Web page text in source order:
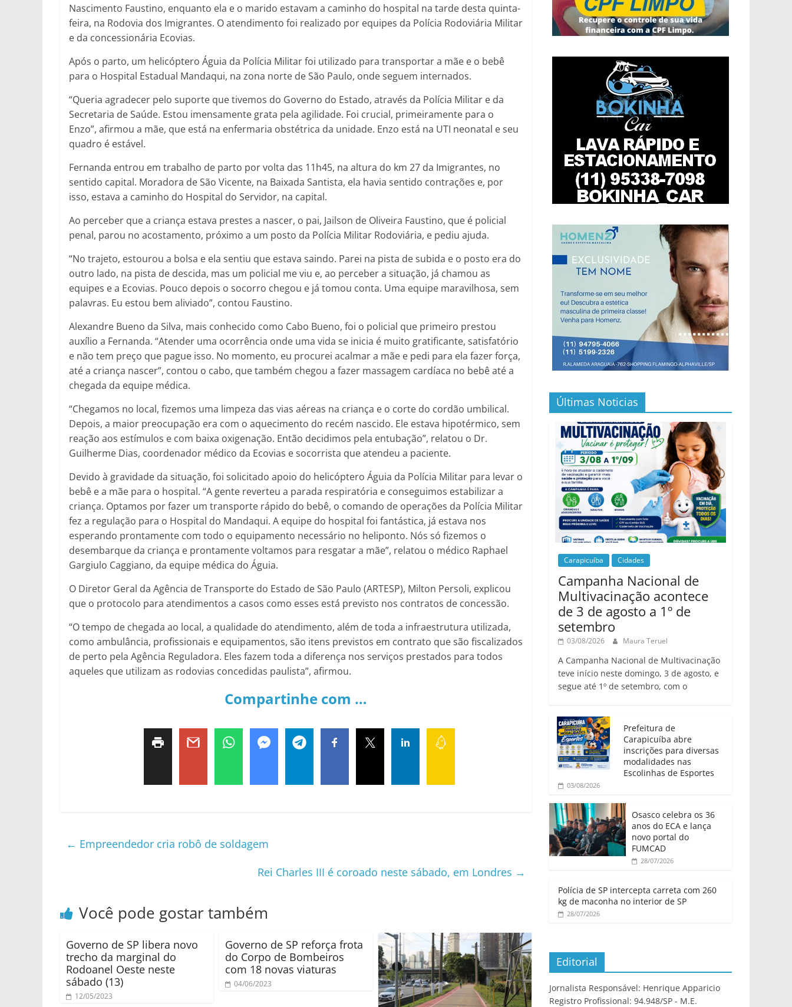
Nascimento Faustino, enquanto ela e o marido estavam a caminho do hospital na tarde desta quinta-
feira, na Rodovia dos Imigrantes. O atendimento foi realizado por equipes da Polícia Rodoviária Militar
e da concessionária Ecovias.
Após o parto, um helicóptero Águia da Polícia Militar foi utilizado para transportar a mãe e o bebê
para o Hospital Estadual Mandaqui, na zona norte de São Paulo, onde seguem internados.
“Queria agradecer pelo suporte que tivemos do Governo do Estado, através da Polícia Militar e da
Secretaria de Saúde. Estou imensamente grata pela agilidade. Foi crucial, primeiramente para o
Enzo”, afirmou a mãe, que está na enfermaria obstétrica da unidade. Enzo está na UTI neonatal e seu
quadro é estável.
Fernanda entrou em trabalho de parto por volta das 11h45, na altura do km 27 da Imigrantes, no
sentido capital. Moradora de São Vicente, na Baixada Santista, ela havia sentido contrações e, por
isso, estava a caminho do Hospital do Servidor, na capital.
Ao perceber que a criança estava prestes a nascer, o pai, Jailson de Oliveira Faustino, que é policial
penal, parou no acostamento, próximo a um posto da Polícia Militar Rodoviária, e pediu ajuda.
“No trajeto, estourou a bolsa e ela sentiu que estava saindo. Parei na pista de subida e o posto era do
outro lado, na pista de descida, mas um policial me viu e, ao perceber a situação, já chamou as
equipes e a Ecovias. Pouco depois o socorro chegou e já tomou conta. Uma equipe maravilhosa, sem
palavras. Eu estou bem aliviado”, contou Faustino.
Alexandre Bueno da Silva, mais conhecido como Cabo Bueno, foi o policial que primeiro prestou
auxílio a Fernanda. “Atender uma ocorrência onde uma vida se inicia é muito gratificante, satisfatório
e não tem preço que pague isso. No momento, eu procurei acalmar a mãe e pedi para ela fazer força,
até a criança nascer”, contou o cabo, que também chegou a fazer massagem cardíaca no bebê até a
chegada da equipe médica.
“Chegamos no local, fizemos uma limpeza das vias aéreas na criança e o corte do cordão umbilical.
Depois, a maior preocupação era com o aquecimento do recém nascido. Ele estava hipotérmico, sem
reação aos estímulos e com baixa oxigenação. Então decidimos pela entubação”, relatou o Dr.
Guilherme Dias, coordenador médico da Ecovias e socorrista que atendeu a paciente.
Devido à gravidade da situação, foi solicitado apoio do helicóptero Águia da Polícia Militar para levar o
bebê e a mãe para o hospital. “A gente reverteu a parada respiratória e conseguimos estabilizar a
criança. Optamos por fazer um transporte rápido do bebê, o comando de operações da Polícia Militar
fez a regulação para o Hospital do Mandaqui. A equipe do hospital foi fantástica, já estava nos
esperando prontamente com todo o equipamento necessário no heliponto. Nós só fizemos o
desembarque da criança e prontamente voltamos para resgatar a mãe”, relatou o médico Raphael
Gargiulo Caggiano, da equipe médica do Águia.
O Diretor Geral da Agência de Transporte do Estado de São Paulo (ARTESP), Milton Persoli, explicou
que o protocolo para atendimentos a casos como esses está previsto nos contratos de concessão.
“O tempo de chegada ao local, a qualidade do atendimento, além de toda a infraestrutura utilizada,
como ambulância, profissionais e equipamentos, são itens previstos em contrato que são fiscalizados
de perto pela Agência Reguladora. Eles fazem toda a diferença nos serviços prestados para todos
aqueles que utilizam as rodovias concedidas paulista”, afirmou.
Compartinhe com …
← Empreendedor cria robô de soldagem
Rei Charles III é coroado neste sábado, em Londres →
Você pode gostar também
Governo de SP libera novo
trecho da marginal do
Rodoanel Oeste neste
sábado (13)
12/05/2023
Governo de SP reforça frota
do Corpo de Bombeiros
com 18 novas viaturas
04/06/2023
Últimas Noticias
Carapicuíba Cidades
Campanha Nacional de
Multivacinação acontece
de 3 de agosto a 1º de
setembro
03/08/2026 Maura Teruel
A Campanha Nacional de Multivacinação
teve início neste domingo, 3 de agosto, e
segue até 1º de setembro, com o
Prefeitura de
Carapicuíba abre
inscrições para diversas
modalidades nas
Escolinhas de Esportes
03/08/2026
Osasco celebra os 36
anos do ECA e lança
novo portal do
FUMCAD
28/07/2026
Polícia de SP intercepta carreta com 260
kg de maconha no interior de SP
28/07/2026
Editorial
Jornalista Responsável: Henrique Apparicio
Registro Profissional: 94.948/SP - M.E.